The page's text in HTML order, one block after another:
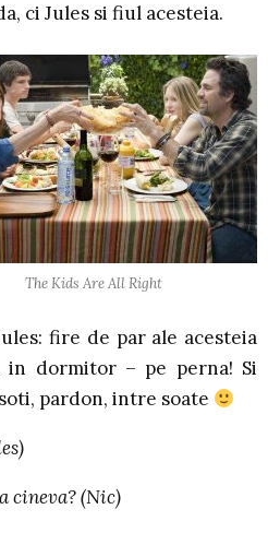
ci Jules si fiul acesteia.
The Kids Are All Right
fire de par ale acesteia
dormitor – pe perna! Si
pardon, intre soate
(Nic)